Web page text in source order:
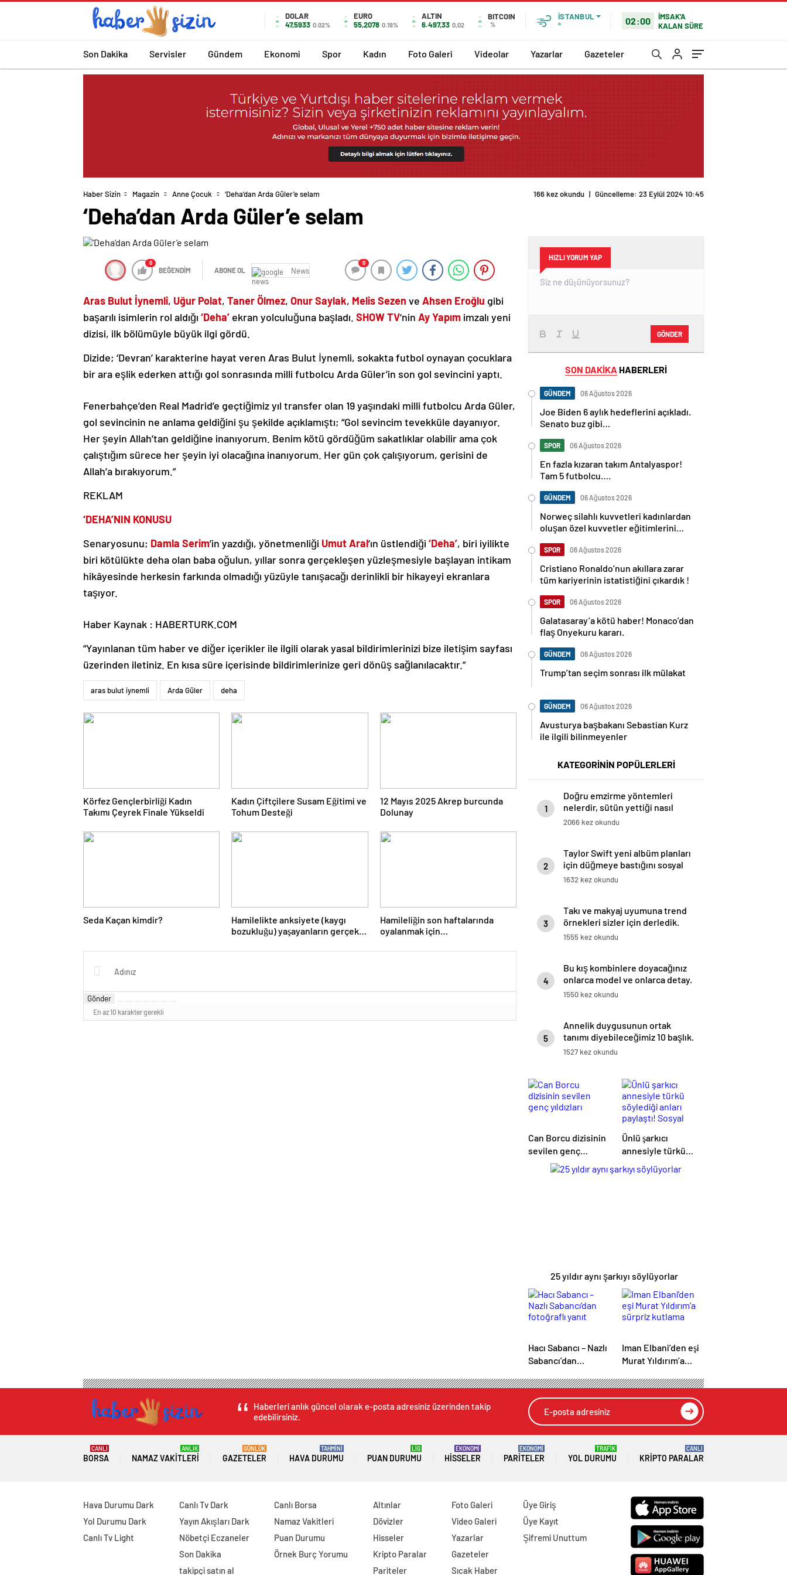
DOLAR
47,5933 0.02%
EURO
55,2078 0.19%
ALTIN
6.497,33 0,02
BITCOIN
%
İSTANBUL
°
02:00
İMSAK'A
KALAN SÜRE
Son Dakika Servisler Gündem Ekonomi Spor Kadın Foto Galeri Videolar Yazarlar Gazeteler
Haber Sizin Magazin Anne Çocuk ‘Deha’dan Arda Güler’e selam 166 kez okundu | Güncelleme: 23 Eylül 2024 10:45
‘Deha’dan Arda Güler’e selam
0
BEĞENDİM ABONE OL News
0
Aras Bulut İynemli, Uğur Polat, Taner Ölmez, Onur Saylak, Melis Sezen ve Ahsen Eroğlu gibi
başarılı isimlerin rol aldığı ‘Deha’ ekran yolculuğuna başladı. SHOW TV‘nin Ay Yapım imzalı yeni
dizisi, ilk bölümüyle büyük ilgi gördü.
Dizide; ‘Devran’ karakterine hayat veren Aras Bulut İynemli, sokakta futbol oynayan çocuklara
bir ara eşlik ederken attığı gol sonrasında milli futbolcu Arda Güler’in son gol sevincini yaptı.
Fenerbahçe’den Real Madrid’e geçtiğimiz yıl transfer olan 19 yaşındaki milli futbolcu Arda Güler,
gol sevincinin ne anlama geldiğini şu şekilde açıklamıştı; “Gol sevincim tevekküle dayanıyor.
Her şeyin Allah’tan geldiğine inanıyorum. Benim kötü gördüğüm sakatlıklar olabilir ama çok
çalıştığım sürece her şeyin iyi olacağına inanıyorum. Her gün çok çalışıyorum, gerisini de
Allah’a bırakıyorum.”
REKLAM
‘DEHA’NIN KONUSU
Senaryosunu; Damla Serim’in yazdığı, yönetmenliği Umut Aral’ın üstlendiği ‘Deha’, biri iyilikte
biri kötülükte deha olan baba oğulun, yıllar sonra gerçekleşen yüzleşmesiyle başlayan intikam
hikâyesinde herkesin farkında olmadığı yüzüyle tanışacağı derinlikli bir hikayeyi ekranlara
taşıyor.
Haber Kaynak : HABERTURK.COM
“Yayınlanan tüm haber ve diğer içerikler ile ilgili olarak yasal bildirimlerinizi bize iletişim sayfası
üzerinden iletiniz. En kısa süre içerisinde bildirimlerinize geri dönüş sağlanılacaktır.”
aras bulut iynemli Arda Güler deha
Körfez Gençlerbirliği Kadın
Takımı Çeyrek Finale Yükseldi
Kadın Çiftçilere Susam Eğitimi ve
Tohum Desteği
12 Mayıs 2025 Akrep burcunda
Dolunay
Seda Kaçan kimdir?
Hamilelikte anksiyete (kaygı
bozukluğu) yaşayanların gerçek
Hamileliğin son haftalarında
oyalanmak için…
Gönder
En az 10 karakter gerekli
HIZLI YORUM YAP
GÖNDER
SON DAKİKA HABERLERİ
GÜNDEM 06 Ağustos 2026
Joe Biden 6 aylık hedeflerini açıkladı.
Senato buz gibi…
SPOR 06 Ağustos 2026
En fazla kızaran takım Antalyaspor!
Tam 5 futbolcu….
GÜNDEM 06 Ağustos 2026
Norweç silahlı kuvvetleri kadınlardan
oluşan özel kuvvetler eğitimlerini
SPOR 06 Ağustos 2026
Cristiano Ronaldo’nun akıllara zarar
tüm kariyerinin istatistiğini çıkardık !
SPOR 06 Ağustos 2026
Galatasaray’a kötü haber! Monaco’dan
flaş Onyekuru kararı.
GÜNDEM 06 Ağustos 2026
Trump’tan seçim sonrası ilk mülakat
GÜNDEM 06 Ağustos 2026
Avusturya başbakanı Sebastian Kurz
ile ilgili bilinmeyenler
KATEGORİNİN POPÜLERLERİ
1
Doğru emzirme yöntemleri
nelerdir, sütün yettiği nasıl
anlaşılır?
2066 kez okundu
2
Taylor Swift yeni albüm planları
için düğmeye bastığını sosyal
medyadan duyurdu!
1632 kez okundu
3
Takı ve makyaj uyumuna trend
örnekleri sizler için derledik.
1555 kez okundu
4
Bu kış kombinlere doyacağınız
onlarca model ve onlarca detay.
1550 kez okundu
5
Annelik duygusunun ortak
tanımı diyebileceğimiz 10 başlık.
1527 kez okundu
Can Borcu dizisinin
sevilen genç
yıldızları
Ünlü şarkıcı
annesiyle türkü
söylediği anları
paylaştı! Sosyal
25 yıldır aynı şarkıyı söylüyorlar
Hacı Sabancı – Nazlı
Sabancı’dan
Iman Elbani’den eşi
Murat Yıldırım’a
Haberleri anlık güncel olarak e-posta adresiniz üzerinden takip
edebilirsiniz.
BORSA
CANLI
NAMAZ VAKITLERI
ANLIK
GAZETELER
GÜNLÜK
HAVA DURUMU
TAHMİNİ
PUAN DURUMU
LİG
HISSELER
EKONOMİ
PARITELER
EKONOMİ
YOL DURUMU
TRAFİK
KRIPTO PARALAR
CANLI
Hava Durumu Dark
Yol Durumu Dark
Canlı Tv Light
Canlı Tv Dark
Yayın Akışları Dark
Nöbetçi Eczaneler
Son Dakika
takipçi satın al
Canlı Borsa
Namaz Vakitleri
Puan Durumu
Örnek Burç Yorumu
Altınlar
Dövizler
Hisseler
Kripto Paralar
Pariteler
Foto Galeri
Video Galeri
Yazarlar
Gazeteler
Sıcak Haber
Üye Giriş
Üye Kayıt
Şifremi Unuttum